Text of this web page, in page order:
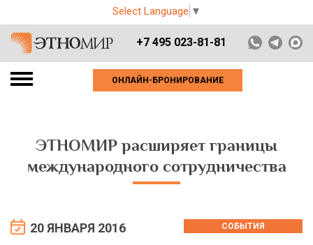
Select Language ▼
+7 495 023-81-81
ОНЛАЙН-БРОНИРОВАНИЕ
ЭТНОМИР расширяет границы
международного сотрудничества
20 ЯНВАРЯ 2016 СОБЫТИЯ